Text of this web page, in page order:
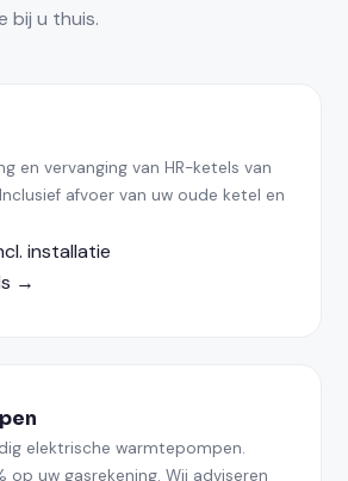
bij u thuis.
en vervanging van HR-ketels van
afvoer van uw oude ketel en
installatie
→
elektrische warmtepompen.
op uw gasrekening. Wij adviseren